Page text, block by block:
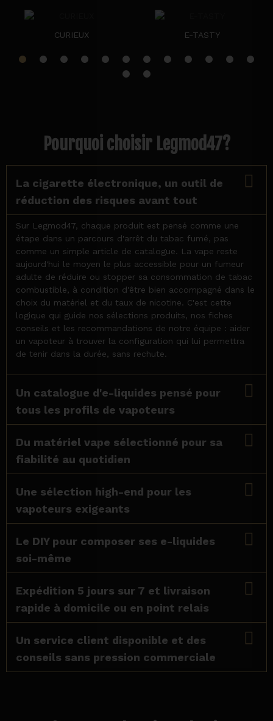
CURIEUX E-TASTY
Pourquoi choisir Legmod47?
La cigarette électronique, un outil de
réduction des risques avant tout
Sur Legmod47, chaque produit est pensé comme une
étape dans un parcours d'arrêt du tabac fumé, pas
comme un simple article de catalogue. La vape reste
aujourd'hui le moyen le plus accessible pour un fumeur
adulte de réduire ou stopper sa consommation de tabac
combustible, à condition d'être bien accompagné dans le
choix du matériel et du taux de nicotine. C'est cette
logique qui guide nos sélections produits, nos fiches
conseils et les recommandations de notre équipe : aider
un vapoteur à trouver la configuration qui lui permettra
de tenir dans la durée, sans rechute.
Un catalogue d'e-liquides pensé pour
tous les profils de vapoteurs
Du matériel vape sélectionné pour sa
fiabilité au quotidien
Une sélection high-end pour les
vapoteurs exigeants
Le DIY pour composer ses e-liquides
soi-même
Expédition 5 jours sur 7 et livraison
rapide à domicile ou en point relais
Un service client disponible et des
conseils sans pression commerciale